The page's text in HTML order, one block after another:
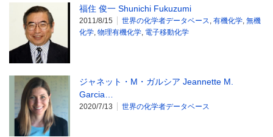
福住 俊一 Shunichi Fukuzumi
2011/8/15 世界の化学者データベース 有機化学 無機
化学 物理有機化学 電子移動化学
ジャネット・M・ガルシア Jeannette M.
Garcia…
2020/7/13 世界の化学者データベース